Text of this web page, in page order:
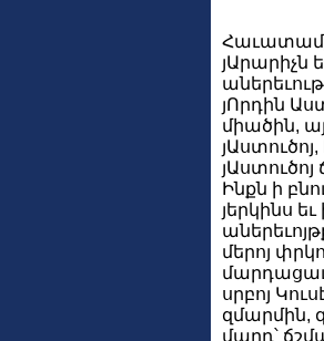
յԱրարիչն
յՈրդին
միածին,
Ինքն ի
յերկինս եւ
մերոյ
սրբոյ
զմարմին,
մարդ՝